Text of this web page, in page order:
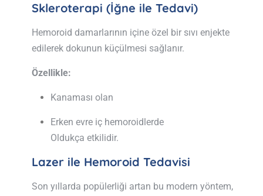
Skleroterapi (İğne ile Tedavi)
Hemoroid damarlarının içine özel bir sıvı enjekte
edilerek dokunun küçülmesi sağlanır.
Özellikle:
Kanaması olan
Erken evre iç hemoroidlerde
Oldukça etkilidir.
Lazer ile Hemoroid Tedavisi
Son yıllarda popülerliği artan bu modern yöntem,